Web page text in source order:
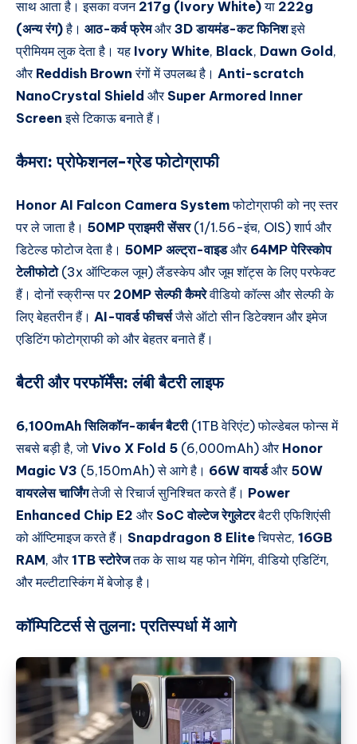
साथ आता है। इसका वजन 217g (Ivory White)या 222g
(अन्य रंग)है। आठ-कर्व फ्रेमऔर3D डायमंड-कट फिनिशइसे
प्रीमियम लुक देता है। यह Ivory White, Black, Dawn Gold,
और Reddish Brown रंगों में उपलब्ध है। Anti-scratch
NanoCrystal Shield औरSuper Armored Inner
Screen इसे टिकाऊ बनाते हैं।
कैमरा:प्रोफेशनल-ग्रेड फोटोग्राफी
Honor AI Falcon Camera Systemफोटोग्राफी को नए स्तर
पर ले जाता है। 50MP प्राइमरी सेंसर(1/1.56-इंच, OIS) शार्प और
डिटेल्ड फोटोज देता है। 50MP अल्ट्रा-वाइडऔर 64MP पेरिस्कोप
टेलीफोटो(3x ऑप्टिकल जूम) लैंडस्केप और जूम शॉट्स के लिए परफेक्ट
हैं। दोनों स्क्रीन्स पर 20MP सेल्फी कैमरेवीडियो कॉल्स और सेल्फी के
लिए बेहतरीन हैं। AI-पावर्ड फीचर्सजैसे ऑटो सीन डिटेक्शन और इमेज
एडिटिंग फोटोग्राफी को और बेहतर बनाते हैं।
बैटरी और परफॉर्मेंस:लंबी बैटरी लाइफ
6,100mAh सिलिकॉन-कार्बन बैटरी(1TB वेरिएंट) फोल्डेबल फोन्स में
सबसे बड़ी है, जो Vivo X Fold 5 (6,000mAh) और Honor
Magic V3 (5,150mAh) से आगे है। 66W वायर्डऔर 50W
वायरलेस चार्जिंगतेजी से रिचार्ज सुनिश्चित करते हैं। Power
Enhanced Chip E2 औरSoC वोल्टेज रेगुलेटरबैटरी एफिशिएंसी
को ऑप्टिमाइज करते हैं। Snapdragon 8 Eliteचिपसेट, 16GB
RAM, और1TB स्टोरेजतक के साथ यह फोन गेमिंग, वीडियो एडिटिंग,
और मल्टीटास्किंग में बेजोड़ है।
कॉम्पिटिटर्स से तुलना:प्रतिस्पर्धा में आगे